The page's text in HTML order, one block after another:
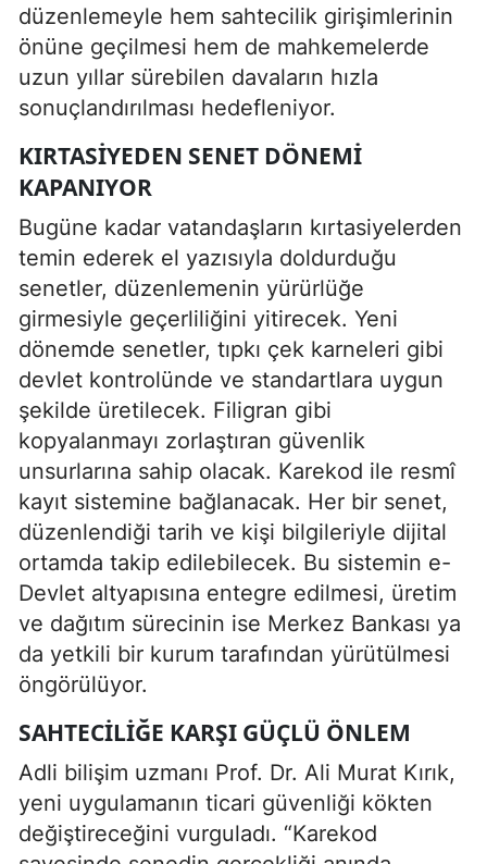
düzenlemeyle hem sahtecilik girişimlerinin
önüne geçilmesi hem de mahkemelerde
uzun yıllar sürebilen davaların hızla
sonuçlandırılması hedefleniyor.
KIRTASIYEDEN SENET DÖNEMI
KAPANIYOR
Bugüne kadar vatandaşların kırtasiyelerden
temin ederek el yazısıyla doldurduğu
senetler, düzenlemenin yürürlüğe
girmesiyle geçerliliğini yitirecek. Yeni
dönemde senetler, tıpkı çek karneleri gibi
devlet kontrolünde ve standartlara uygun
şekilde üretilecek. Filigran gibi
kopyalanmayı zorlaştıran güvenlik
unsurlarına sahip olacak. Karekod ile resmî
kayıt sistemine bağlanacak. Her bir senet,
düzenlendiği tarih ve kişi bilgileriyle dijital
ortamda takip edilebilecek. Bu sistemin e-
Devlet altyapısına entegre edilmesi, üretim
ve dağıtım sürecinin ise Merkez Bankası ya
da yetkili bir kurum tarafından yürütülmesi
öngörülüyor.
SAHTECILIĞE KARŞI GÜÇLÜ ÖNLEM
Adli bilişim uzmanı Prof. Dr. Ali Murat Kırık,
yeni uygulamanın ticari güvenliği kökten
değiştireceğini vurguladı. “Karekod